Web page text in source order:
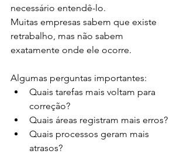
necessário entendê-lo.
Muitas empresas sabem que existe
retrabalho, mas não sabem
exatamente onde ele ocorre.
Algumas perguntas importantes:
Quais tarefas mais voltam para
correção?
Quais áreas registram mais erros?
Quais processos geram mais
atrasos?